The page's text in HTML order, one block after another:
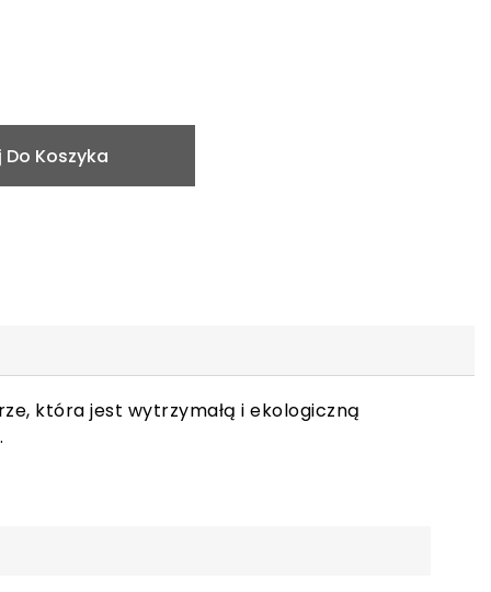
Koszyka
która jest wytrzymałą i ekologiczną